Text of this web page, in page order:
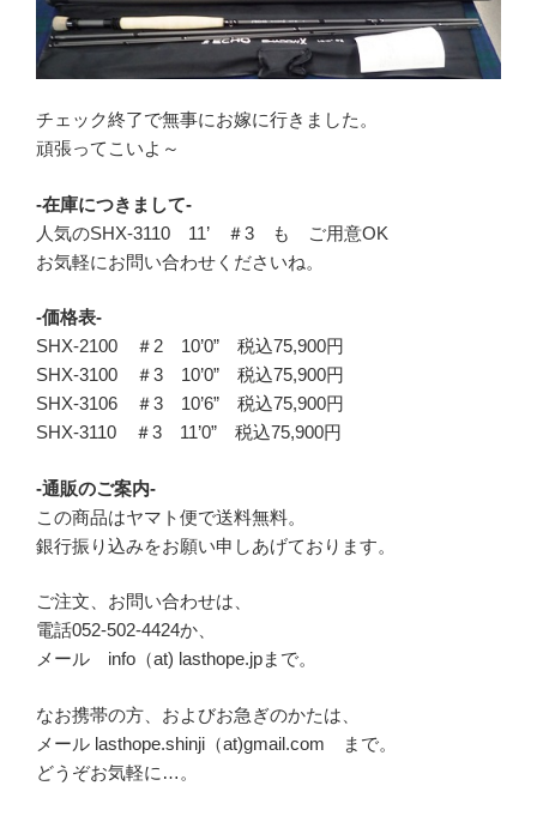
チェック終了で無事にお嫁に行きました。
頑張ってこいよ～
-在庫につきまして-
人気のSHX-3110 11’ ＃3 も ご用意OK
お気軽にお問い合わせくださいね。
-価格表-
SHX-2100 ＃2 10’0” 税込75,900円
SHX-3100 ＃3 10’0” 税込75,900円
SHX-3106 ＃3 10’6” 税込75,900円
SHX-3110 ＃3 11’0” 税込75,900円
-通販のご案内-
この商品はヤマト便で送料無料。
銀行振り込みをお願い申しあげております。
ご注文、お問い合わせは、
電話052-502-4424か、
メール info（at) lasthope.jpまで。
なお携帯の方、およびお急ぎのかたは、
メール lasthope.shinji（at)gmail.com まで。
どうぞお気軽に…。